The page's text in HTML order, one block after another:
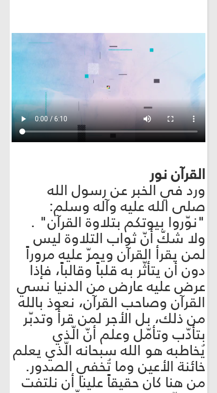
القرآن نور
ورد في الخبر عن رسول الله
صلى الله عليه وآله وسلم:
"نوّروا بيوتكم بتلاوة القرآن" .
ولا شكّ أنّ ثواب التلاوة ليس
لمن يقرأ القرآن ويمرّ عليه مروراً
دون أن يتأثّر به قلباً وقالباً، فإذا
عرض عليه عارض من الدنيا نسي
القرآن وصاحب القرآن، نعوذ بالله
من ذلك، بل الأجر لمن قرأ وتدبّر
بتأدّب وتأمّل وعلم أنّ الّذي
يُخاطبه هو الله سبحانه الّذي يعلم
خائنة الأعين وما تُخفي الصدور.
من هنا كان حقيقاً علينا أن نلتفت